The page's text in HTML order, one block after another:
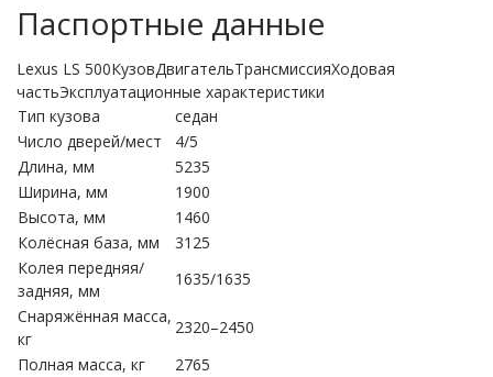
Паспортные данные
Lexus LS 500КузовДвигательТрансмиссияХодовая
частьЭксплуатационные характеристики
Тип кузова
седан
Число дверей/мест
4/5
Длина, мм
5235
Ширина, мм
1900
Высота, мм
1460
Колёсная база, мм
3125
Колея передняя/
задняя, мм
1635/1635
Снаряжённая масса,
кг
2320–2450
Полная масса, кг
2765